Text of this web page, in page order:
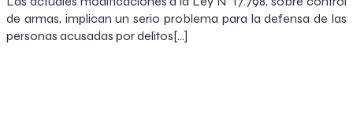
de armas, implican un serio problema para la defensa de las
personas acusadas por delitos[…]